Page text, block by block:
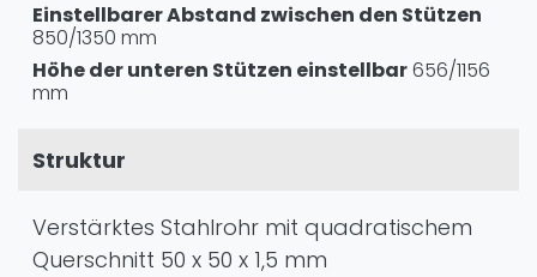
Einstellbarer Abstand zwischen den Stützen
850/1350 mm
Höhe der unteren Stützen einstellbar656/1156
mm
Struktur
Verstärktes Stahlrohr mit quadratischem
Querschnitt 50 x 50 x 1,5 mm